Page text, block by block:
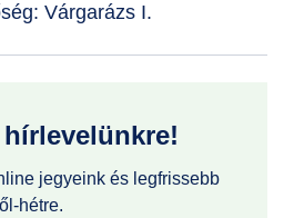
Várgarázs I.
jegyeink és legfrissebb
hétre.